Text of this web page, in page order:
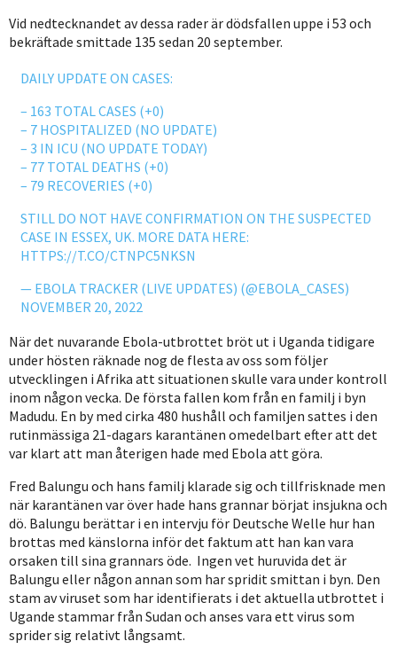
Vid nedtecknandet av dessa rader är dödsfallen uppe i 53 och
bekräftade smittade 135 sedan 20 september.
DAILY UPDATE ON CASES:
– 163 TOTAL CASES (+0)
– 7 HOSPITALIZED (NO UPDATE)
– 3 IN ICU (NO UPDATE TODAY)
– 77 TOTAL DEATHS (+0)
– 79 RECOVERIES (+0)
STILL DO NOT HAVE CONFIRMATION ON THE SUSPECTED
CASE IN ESSEX, UK. MORE DATA HERE:
HTTPS://T.CO/CTNPC5NKSN
— EBOLA TRACKER (LIVE UPDATES) (@EBOLA_CASES)
NOVEMBER 20, 2022
När det nuvarande Ebola-utbrottet bröt ut i Uganda tidigare
under hösten räknade nog de flesta av oss som följer
utvecklingen i Afrika att situationen skulle vara under kontroll
inom någon vecka. De första fallen kom från en familj i byn
Madudu. En by med cirka 480 hushåll och familjen sattes i den
rutinmässiga 21-dagars karantänen omedelbart efter att det
var klart att man återigen hade med Ebola att göra.
Fred Balungu och hans familj klarade sig och tillfrisknade men
när karantänen var över hade hans grannar börjat insjukna och
dö. Balungu berättar i en intervju för Deutsche Welle hur han
brottas med känslorna inför det faktum att han kan vara
orsaken till sina grannars öde. Ingen vet huruvida det är
Balungu eller någon annan som har spridit smittan i byn. Den
stam av viruset som har identifierats i det aktuella utbrottet i
Ugande stammar från Sudan och anses vara ett virus som
sprider sig relativt långsamt.